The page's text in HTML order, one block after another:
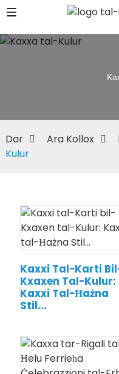
Dar Ara Kollox
Kulur
Kaxxi Tal-Karti
Kxaxen Tal-Kulur:
Kaxxi Tal-Ħażna
Stil...